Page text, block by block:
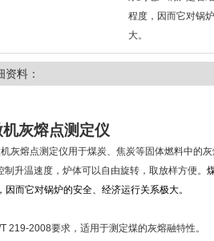
程度，因而它对锅
大。
资料：
机灰熔点测定仪
灰熔点测定仪用于煤炭、焦炭等固体燃料中的
制升温速度，炉体可以自由旋转，取放样方便。
而它对锅炉的安全、经济运行关系极大。
219-2008要求，适用于测定煤的灰熔融特性。